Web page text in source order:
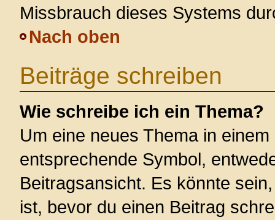
Missbrauch dieses Systems
Nach oben
Beiträge schreiben
Wie schreibe ich ein Thema?
Um eine neues Thema in
entsprechende Symbol,
Beitragsansicht. Es könnte
ist, bevor du einen Beitrag